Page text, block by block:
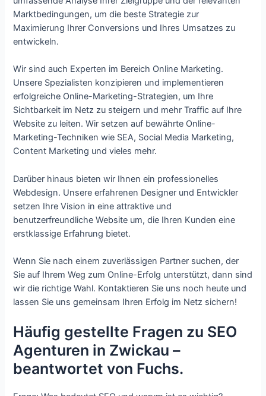
Marktbedingungen, um die beste Strategie zur
Maximierung Ihrer Conversions und Ihres Umsatzes zu
entwickeln.
Wir sind auch Experten im Bereich Online Marketing.
Unsere Spezialisten konzipieren und implementieren
erfolgreiche Online-Marketing-Strategien, um Ihre
Sichtbarkeit im Netz zu steigern und mehr Traffic auf Ihre
Website zu leiten. Wir setzen auf bewährte Online-
Marketing-Techniken wie SEA, Social Media Marketing,
Content Marketing und vieles mehr.
Darüber hinaus bieten wir Ihnen ein professionelles
Webdesign. Unsere erfahrenen Designer und Entwickler
setzen Ihre Vision in eine attraktive und
benutzerfreundliche Website um, die Ihren Kunden eine
erstklassige Erfahrung bietet.
Wenn Sie nach einem zuverlässigen Partner suchen, der
Sie auf Ihrem Weg zum Online-Erfolg unterstützt, dann sind
wir die richtige Wahl. Kontaktieren Sie uns noch heute und
lassen Sie uns gemeinsam Ihren Erfolg im Netz sichern!
Häufig gestellte Fragen zu SEO
Agenturen in Zwickau –
beantwortet von Fuchs.